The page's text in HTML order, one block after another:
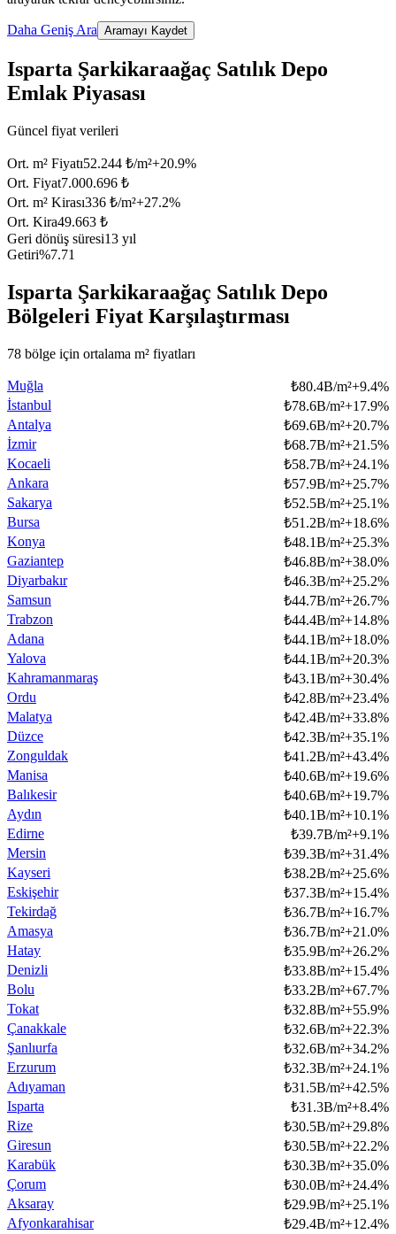
Daha Geniş Ara Aramayı Kaydet
Isparta Şarkikaraağaç Satılık Depo
Emlak Piyasası
Güncel fiyat verileri
Ort. m² Fiyatı52.244 ₺/m²+20.9%
Ort. Fiyat7.000.696 ₺
Ort. m² Kirası336 ₺/m²+27.2%
Ort. Kira49.663 ₺
Geri dönüş süresi13 yıl
Getiri%7.71
Isparta Şarkikaraağaç Satılık Depo
Bölgeleri Fiyat Karşılaştırması
78 bölge için ortalama m² fiyatları
Muğla ₺80.4B/m²+9.4%
İstanbul
₺78.6B/m²+17.9%
Antalya
₺69.6B/m²+20.7%
İzmir
₺68.7B/m²+21.5%
Kocaeli
₺58.7B/m²+24.1%
Ankara
₺57.9B/m²+25.7%
Sakarya
₺52.5B/m²+25.1%
Bursa
₺51.2B/m²+18.6%
Konya
₺48.1B/m²+25.3%
Gaziantep
₺46.8B/m²+38.0%
Diyarbakır
₺46.3B/m²+25.2%
Samsun
₺44.7B/m²+26.7%
Trabzon
₺44.4B/m²+14.8%
Adana
₺44.1B/m²+18.0%
Yalova
₺44.1B/m²+20.3%
Kahramanmaraş
₺43.1B/m²+30.4%
Ordu
₺42.8B/m²+23.4%
Malatya
₺42.4B/m²+33.8%
Düzce
₺42.3B/m²+35.1%
Zonguldak
₺41.2B/m²+43.4%
Manisa
₺40.6B/m²+19.6%
Balıkesir
₺40.6B/m²+19.7%
Aydın
₺40.1B/m²+10.1%
Edirne
₺39.7B/m²+9.1%
Mersin
₺39.3B/m²+31.4%
Kayseri
₺38.2B/m²+25.6%
Eskişehir
₺37.3B/m²+15.4%
Tekirdağ
₺36.7B/m²+16.7%
Amasya
₺36.7B/m²+21.0%
Hatay
₺35.9B/m²+26.2%
Denizli
₺33.8B/m²+15.4%
Bolu
₺33.2B/m²+67.7%
Tokat
₺32.8B/m²+55.9%
Çanakkale
₺32.6B/m²+22.3%
Şanlıurfa
₺32.6B/m²+34.2%
Erzurum
₺32.3B/m²+24.1%
Adıyaman
₺31.5B/m²+42.5%
Isparta
₺31.3B/m²+8.4%
Rize
₺30.5B/m²+29.8%
Giresun
₺30.5B/m²+22.2%
Karabük
₺30.3B/m²+35.0%
Çorum
₺30.0B/m²+24.4%
Aksaray
₺29.9B/m²+25.1%
Afyonkarahisar
₺29.4B/m²+12.4%